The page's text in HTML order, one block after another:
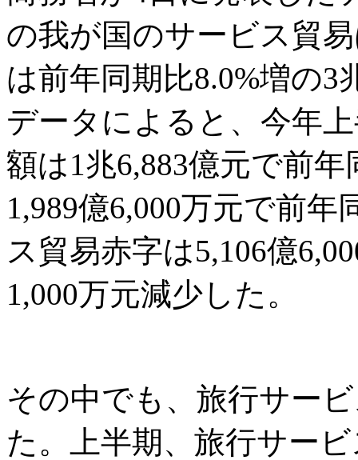
の我が国のサービス貿
は前年同期比8.0%増の3
データによると、今年
額は1兆6,883億元で前
1,989億6,000万元で前
ス貿易赤字は5,106億
1,000万元減少した。
その中でも、旅行サー
た。上半期、旅行サー